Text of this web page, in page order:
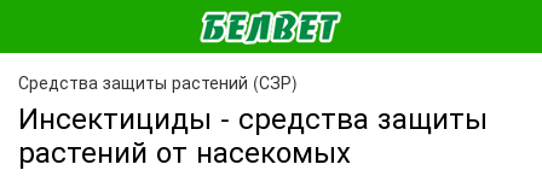
Средства защиты растений (СЗР)
Инсектициды - средства защиты
растений от насекомых